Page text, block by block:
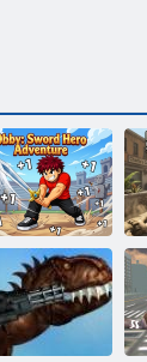
Obby: Sword
Hero
Adventures